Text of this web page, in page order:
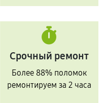
Срочный ремонт
Более 88% поломок
ремонтируем за 2 часа